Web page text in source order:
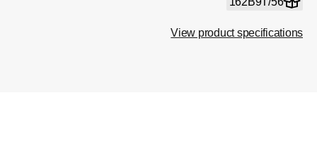
View product specifications